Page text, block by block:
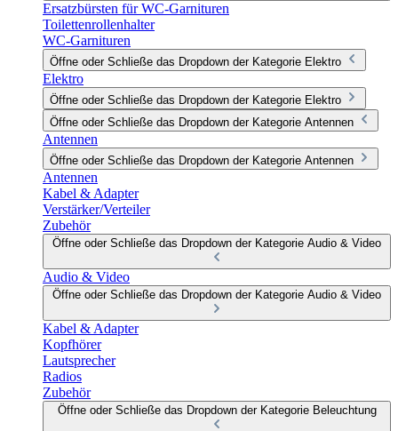
Ersatzbürsten für WC-Garnituren
Toilettenrollenhalter
WC-Garnituren
Öffne oder Schließe das Dropdown der Kategorie Elektro
Elektro
Öffne oder Schließe das Dropdown der Kategorie Elektro
Öffne oder Schließe das Dropdown der Kategorie Antennen
Antennen
Öffne oder Schließe das Dropdown der Kategorie Antennen
Antennen
Kabel & Adapter
Verstärker/Verteiler
Zubehör
Öffne oder Schließe das Dropdown der Kategorie Audio & Video
Audio & Video
Öffne oder Schließe das Dropdown der Kategorie Audio & Video
Kabel & Adapter
Kopfhörer
Lautsprecher
Radios
Zubehör
Öffne oder Schließe das Dropdown der Kategorie Beleuchtung